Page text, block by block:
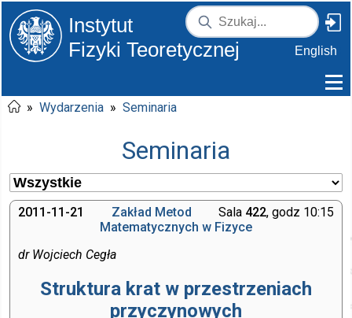
Instytut
Fizyki Teoretycznej
English
» Wydarzenia » Seminaria
Seminaria
2011-11-21 Sala 422, godz 10:15
Zakład Metod
Matematycznych w Fizyce
dr Wojciech Cegła
Struktura krat w przestrzeniach
przyczynowych